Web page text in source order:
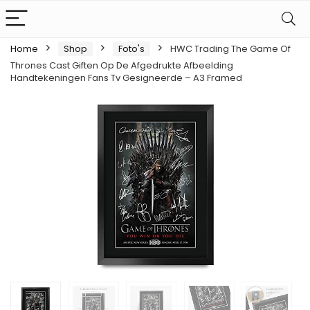
Home Shop Foto's
HWC Trading The Game Of
Thrones Cast Giften Op De Afgedrukte Afbeelding
Handtekeningen Fans Tv Gesigneerde – A3 Framed